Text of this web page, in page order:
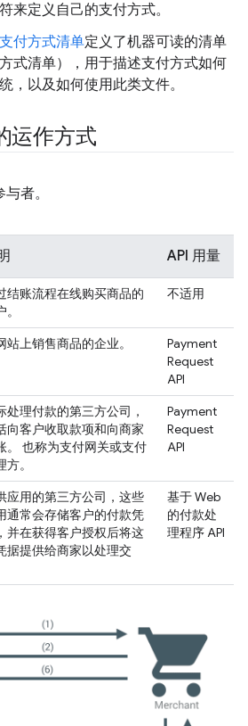
来定义自己的支付方式。
支付方式清单定义了机器可读的清单
式清单），用于描述支付方式如何
，以及如何使用此类文件。
运作方式
者。
API 用量
结账流程在线购买商品的
不适用
站上销售商品的企业。
Payment
Request
API
处理付款的第三方公司，
向客户收取款项和向商家
。 也称为支付网关或支付
方。
Payment
Request
API
应用的第三方公司，这些
通常会存储客户的付款凭
并在获得客户授权后将这
据提供给商家以处理交
基于 Web
的付款处
理程序 API